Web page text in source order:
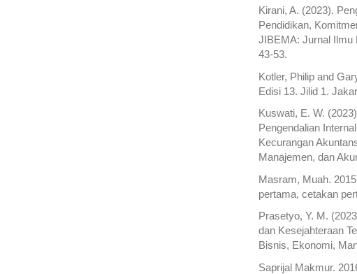
Kirani, A. (2023).
Pendidikan,
JIBEMA: Jurnal Ilmu
43-53.
Kotler, Philip and
Edisi 13. Jilid 1.
Kuswati, E. W.
Pengendalian
Kecurangan
Manajemen, dan
Masram, Muah.
pertama, cetakan
Prasetyo, Y. M.
dan Kesejahteraan
Bisnis, Ekonomi,
Saprijal Makmur.